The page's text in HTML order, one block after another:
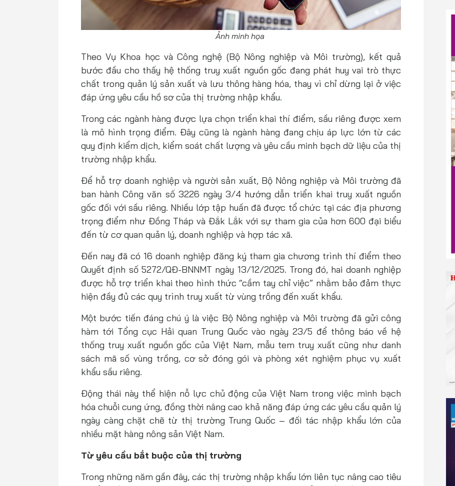
Ảnh minh họa
Theo Vụ Khoa học và Công nghệ (Bộ Nông nghiệp và Môi trường), kết quả
bước đầu cho thấy hệ thống truy xuất nguồn gốc đang phát huy vai trò thực
chất trong quản lý sản xuất và lưu thông hàng hóa, thay vì chỉ dừng lại ở việc
đáp ứng yêu cầu hồ sơ của thị trường nhập khẩu.
Trong các ngành hàng được lựa chọn triển khai thí điểm, sầu riêng được xem
là mô hình trọng điểm. Đây cũng là ngành hàng đang chịu áp lực lớn từ các
quy định kiểm dịch, kiểm soát chất lượng và yêu cầu minh bạch dữ liệu của thị
trường nhập khẩu.
Để hỗ trợ doanh nghiệp và người sản xuất, Bộ Nông nghiệp và Môi trường đã
ban hành Công văn số 3226 ngày 3/4 hướng dẫn triển khai truy xuất nguồn
gốc đối với sầu riêng. Nhiều lớp tập huấn đã được tổ chức tại các địa phương
trọng điểm như Đồng Tháp và Đắk Lắk với sự tham gia của hơn 600 đại biểu
đến từ cơ quan quản lý, doanh nghiệp và hợp tác xã.
Đến nay đã có 16 doanh nghiệp đăng ký tham gia chương trình thí điểm theo
Quyết định số 5272/QĐ-BNNMT ngày 13/12/2025. Trong đó, hai doanh nghiệp
được hỗ trợ triển khai theo hình thức “cầm tay chỉ việc” nhằm bảo đảm thực
hiện đầy đủ các quy trình truy xuất từ vùng trồng đến xuất khẩu.
Một bước tiến đáng chú ý là việc Bộ Nông nghiệp và Môi trường đã gửi công
hàm tới Tổng cục Hải quan Trung Quốc vào ngày 23/5 để thông báo về hệ
thống truy xuất nguồn gốc của Việt Nam, mẫu tem truy xuất cũng như danh
sách mã số vùng trồng, cơ sở đóng gói và phòng xét nghiệm phục vụ xuất
khẩu sầu riêng.
Động thái này thể hiện nỗ lực chủ động của Việt Nam trong việc minh bạch
hóa chuỗi cung ứng, đồng thời nâng cao khả năng đáp ứng các yêu cầu quản lý
ngày càng chặt chẽ từ thị trường Trung Quốc – đối tác nhập khẩu lớn của
nhiều mặt hàng nông sản Việt Nam.
Từ yêu cầu bắt buộc của thị trường
Trong những năm gần đây, các thị trường nhập khẩu lớn liên tục nâng cao tiêu